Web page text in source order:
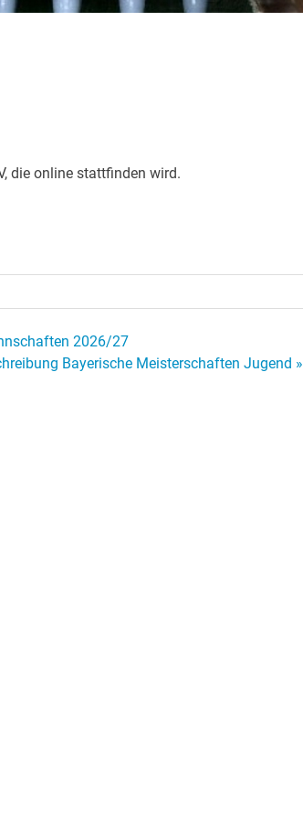
die online stattfinden wird.
2026/27
Bayerische Meisterschaften Jugend »